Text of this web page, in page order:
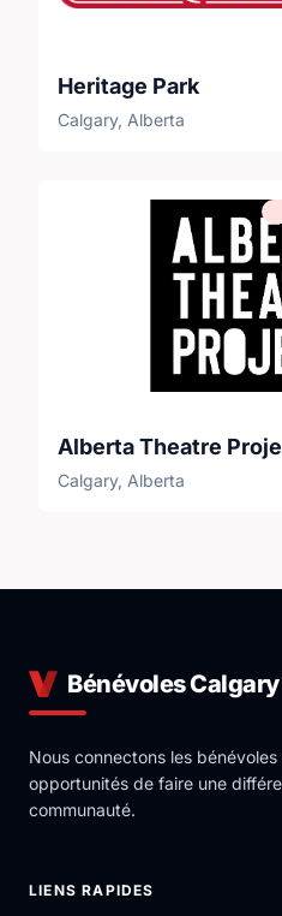
Heritage Park
Calgary, Alberta
Alberta Theatre
Calgary, Alberta
Bénévoles Calgary
Nous connectons les
opportunités de faire une
communauté.
LIENS RAPIDES